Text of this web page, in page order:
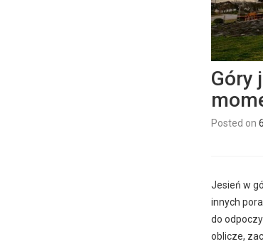
Góry
Posted on
Jesień w
innych
do
oblicze,